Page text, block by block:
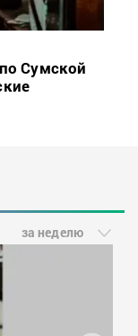
Сумской
за неделю